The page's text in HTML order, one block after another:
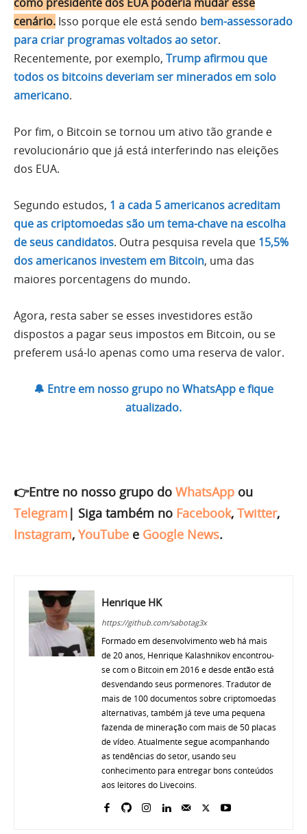
cenário. Isso porque ele está sendo bem-assessorado
para criar programas voltados ao setor.
Recentemente, por exemplo, Trump afirmou que
todos os bitcoins deveriam ser minerados em solo
americano.
Por fim, o Bitcoin se tornou um ativo tão grande e
revolucionário que já está interferindo nas eleições
dos EUA.
Segundo estudos, 1 a cada 5 americanos acreditam
que as criptomoedas são um tema-chave na escolha
de seus candidatos. Outra pesquisa revela que 15,5%
dos americanos investem em Bitcoin, uma das
maiores porcentagens do mundo.
Agora, resta saber se esses investidores estão
dispostos a pagar seus impostos em Bitcoin, ou se
preferem usá-lo apenas como uma reserva de valor.
🔔 Entre em nosso grupo no WhatsApp e fique
atualizado.
👉Entre no nosso grupo do WhatsApp ou
Telegram | Siga também no Facebook, Twitter,
Instagram, YouTube e Google News.
Henrique HK
https://github.com/sabotag3x
Formado em desenvolvimento web há mais
de 20 anos, Henrique Kalashnikov encontrou-
se com o Bitcoin em 2016 e desde então está
desvendando seus pormenores. Tradutor de
mais de 100 documentos sobre criptomoedas
alternativas, também já teve uma pequena
fazenda de mineração com mais de 50 placas
de vídeo. Atualmente segue acompanhando
as tendências do setor, usando seu
conhecimento para entregar bons conteúdos
aos leitores do Livecoins.